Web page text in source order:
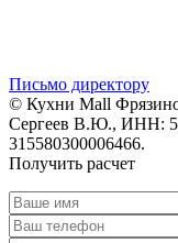
Письмо директору
© Кухни Mall
Сергеев В.Ю., ИНН:
315580300006466.
Получить расчет